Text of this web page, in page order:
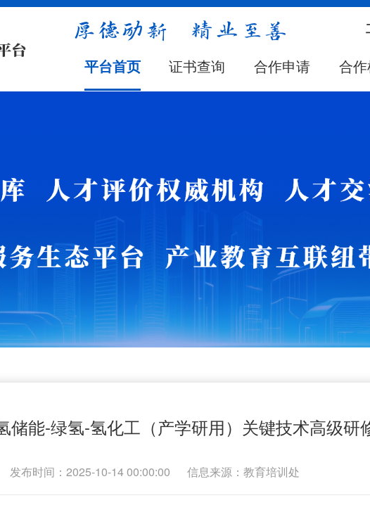
平台首页 证书查询 合作申请 合
储能-绿氢-氢化工（产学研用）关键技术高级研
发布时间：2025-10-14 00:00:00 信息来源：教育培训处